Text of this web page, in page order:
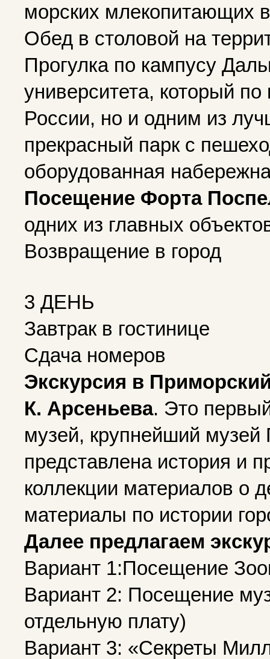
морских млекопитающих
Обед в столовой на
Прогулка по кампусу
университета, который
России, но и одним из
прекрасный парк с
оборудованная
Посещение Форта
одних из главных
Возвращение в город
3 ДЕНЬ
Завтрак в гостинице
Сдача номеров
Экскурсия в
К. Арсеньева. Это
музей, крупнейший музей
представлена история и
коллекции материалов о
материалы по истории
Далее предлагаем
Вариант 1:Посещение
Вариант 2: Посещение
отдельную плату)
Вариант 3: «Секреты